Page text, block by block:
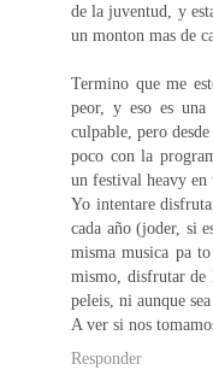
de la juventud, y
un monton mas de
Termino que me
peor, y eso es una
culpable, pero
poco con la
un festival heavy en
Yo intentare
cada año (joder, si
misma musica pa
mismo, disfrutar de
peleis, ni aunque
A ver si nos
Responder